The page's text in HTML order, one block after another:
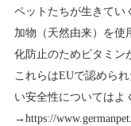
ペットたちが生きてい
加物（天然由来）を使
化防止のためビタミン
これらはEUで認めら
い安全性についてはよ
→ https://